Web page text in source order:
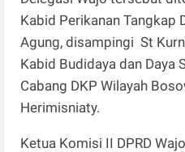
Kabid Perikanan Tangkap
Agung, disampingi St
Kabid Budidaya dan Daya
Cabang DKP Wilayah
Herimisniaty.
Ketua Komisi II DPRD